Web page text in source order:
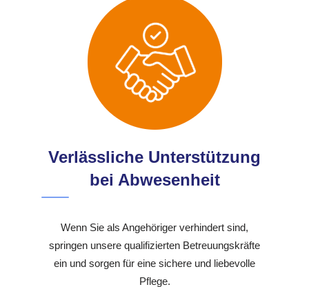
Verlässliche Unterstützung
bei Abwesenheit
Wenn Sie als Angehöriger verhindert sind,
springen unsere qualifizierten Betreuungskräfte
ein und sorgen für eine sichere und liebevolle
Pflege.